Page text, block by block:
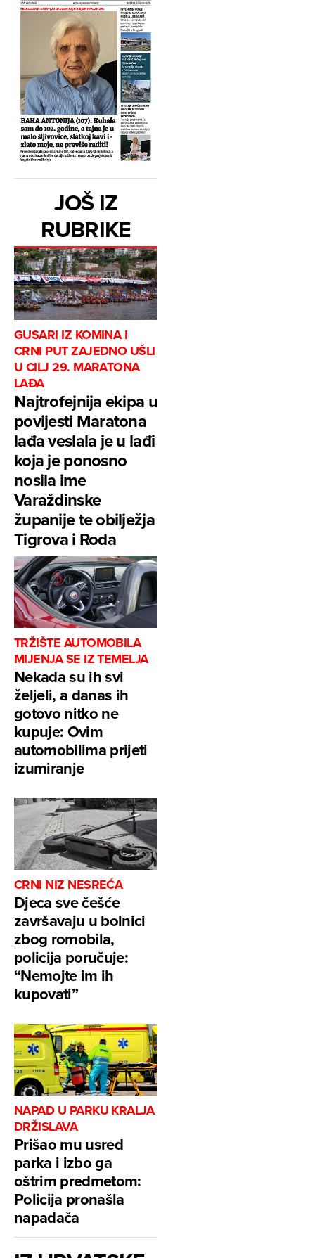
JOŠ IZ
RUBRIKE
GUSARI IZ KOMINA I
CRNI PUT ZAJEDNO UŠLI
U CILJ 29. MARATONA
LAĐA
Najtrofejnija ekipa u
povijesti Maratona
lađa veslala je u lađi
koja je ponosno
nosila ime
Varaždinske
županije te obilježja
Tigrova i Roda
TRŽIŠTE AUTOMOBILA
MIJENJA SE IZ TEMELJA
Nekada su ih svi
željeli, a danas ih
gotovo nitko ne
kupuje: Ovim
automobilima prijeti
izumiranje
CRNI NIZ NESREĆA
Djeca sve češće
završavaju u bolnici
zbog romobila,
policija poručuje:
“Nemojte im ih
kupovati”
NAPAD U PARKU KRALJA
DRŽISLAVA
Prišao mu usred
parka i izbo ga
oštrim predmetom:
Policija pronašla
napadača